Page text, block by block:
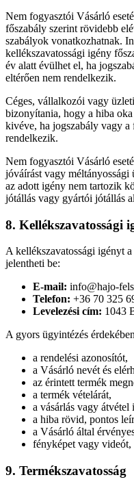
Nem fogyasztói Vásárló
főszabály szerint rövidebb
szabályok vonatkozhatnak.
kellékszavatossági igény
év alatt évülhet el, ha
eltérően nem rendelkezik.
Céges, vállalkozói vagy
bizonyítania, hogy a hiba
kivéve, ha jogszabály vagy a
rendelkezik.
Nem fogyasztói Vásárló
jóváírást vagy méltányossági
az adott igény nem tartozik
jótállás vagy gyártói jótállás
8. Kellékszavatossági
A kellékszavatossági igényt
jelentheti be:
E-mail: info@hajo-
Telefon: +36 70 325
Levelezési cím: 1043
A gyors ügyintézés
a rendelési azonosítót,
a Vásárló nevét és
az érintett termék
a termék vételárát,
a vásárlás vagy átvétel
a hiba rövid, pontos
a Vásárló által
fényképet vagy videót,
9. Termékszavatosság